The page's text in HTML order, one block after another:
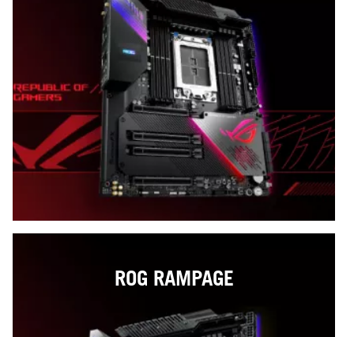
ROG RAMPAGE